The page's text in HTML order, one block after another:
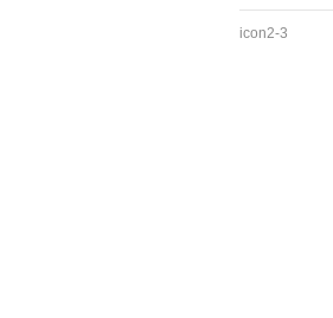
icon2-3